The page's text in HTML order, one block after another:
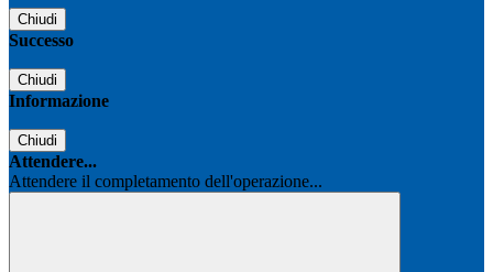
Chiudi
Successo
Chiudi
Informazione
Chiudi
Attendere...
Attendere il completamento dell'operazione...